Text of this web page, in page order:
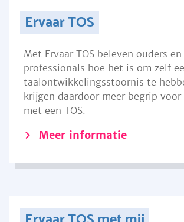
Ervaar TOS
Met Ervaar TOS beleven ouders en
professionals hoe het is om zelf
taalontwikkelingsstoornis te
krijgen daardoor meer begrip
met een TOS.
Meer informatie